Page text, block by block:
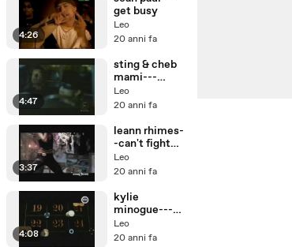
4:26
get busy
Leo
20 anni fa
4:47
sting & cheb
mami---
desert rose
Leo
20 anni fa
3:37
leann rhimes-
-can't fight
the moonlight
Leo
20 anni fa
4:08
kylie
minogue---on
a night like
this
Leo
20 anni fa